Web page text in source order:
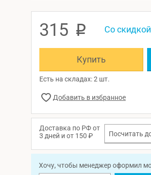
315 p Со
Купить
Есть на складах: 2 шт.
Доставка по РФ от
3 дней и от 150 ₽
Посчитать
Хочу, чтобы менеджер оформил